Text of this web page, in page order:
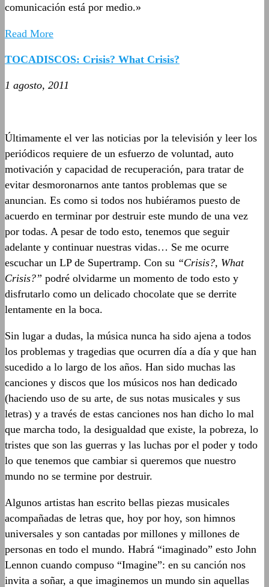
comunicación está por medio.»
Read More
TOCADISCOS: Crisis? What Crisis?
1 agosto, 2011
Últimamente el ver las noticias por la televisión y leer los
periódicos requiere de un esfuerzo de voluntad, auto
motivación y capacidad de recuperación, para tratar de
evitar desmoronarnos ante tantos problemas que se
anuncian. Es como si todos nos hubiéramos puesto de
acuerdo en terminar por destruir este mundo de una vez
por todas. A pesar de todo esto, tenemos que seguir
adelante y continuar nuestras vidas… Se me ocurre
escuchar un LP de Supertramp. Con su “Crisis?, What
Crisis?” podré olvidarme un momento de todo esto y
disfrutarlo como un delicado chocolate que se derrite
lentamente en la boca.
Sin lugar a dudas, la música nunca ha sido ajena a todos
los problemas y tragedias que ocurren día a día y que han
sucedido a lo largo de los años. Han sido muchas las
canciones y discos que los músicos nos han dedicado
(haciendo uso de su arte, de sus notas musicales y sus
letras) y a través de estas canciones nos han dicho lo mal
que marcha todo, la desigualdad que existe, la pobreza, lo
tristes que son las guerras y las luchas por el poder y todo
lo que tenemos que cambiar si queremos que nuestro
mundo no se termine por destruir.
Algunos artistas han escrito bellas piezas musicales
acompañadas de letras que, hoy por hoy, son himnos
universales y son cantadas por millones y millones de
personas en todo el mundo. Habrá “imaginado” esto John
Lennon cuando compuso “Imagine”: en su canción nos
invita a soñar, a que imaginemos un mundo sin aquellas